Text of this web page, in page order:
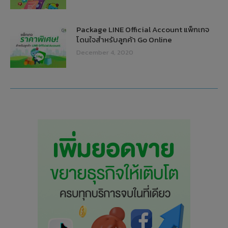
Package LINE Official Account แพ็กเกจ
โดนใจสำหรับลูกค้า Go Online
December 4, 2020